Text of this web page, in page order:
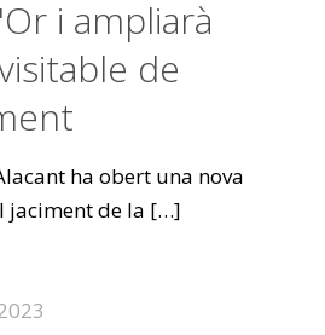
i ampliarà
de
ha obert una nova
jaciment de la […]